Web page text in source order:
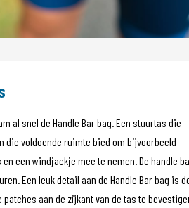
al snel de Handle Bar bag. Een stuurtas die
die voldoende ruimte bied om bijvoorbeeld
een windjackje mee te nemen. De handle
Een leuk detail aan de Handle Bar bag is
aan de zijkant van de tas te